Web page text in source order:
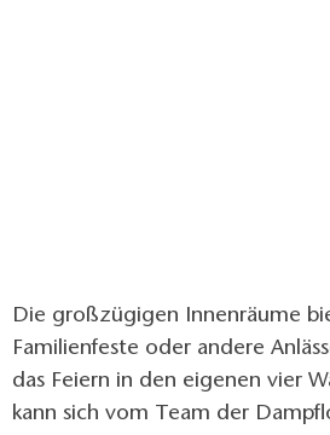
Die großzügigen Innenräume
Familienfeste oder andere
das Feiern in den eigenen vier
kann sich vom Team der